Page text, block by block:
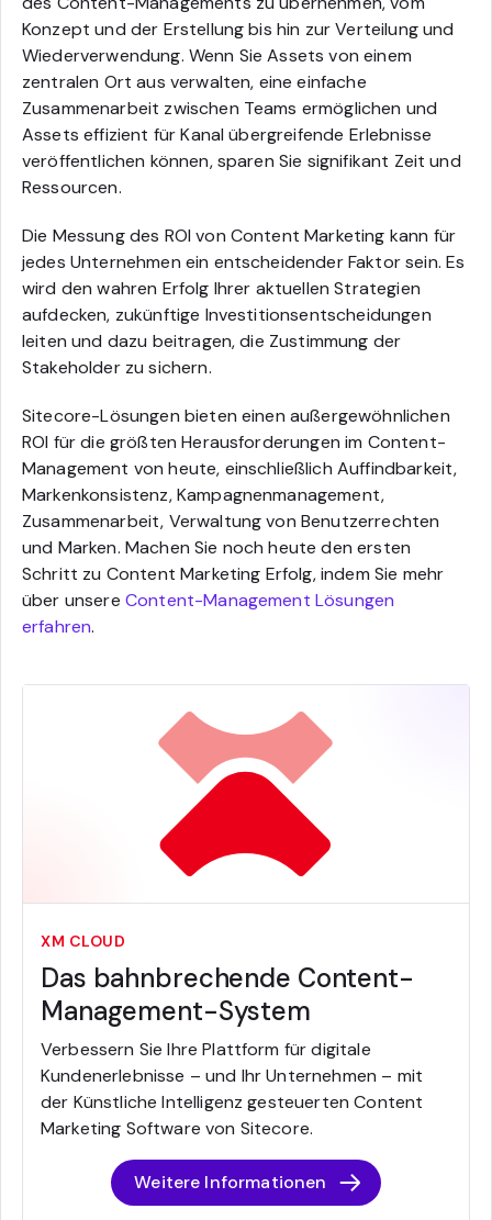
Konzept und der Erstellung bis hin zur Verteilung und
Wiederverwendung. Wenn Sie Assets von einem
zentralen Ort aus verwalten, eine einfache
Zusammenarbeit zwischen Teams ermöglichen und
Assets effizient für Kanal übergreifende Erlebnisse
veröffentlichen können, sparen Sie signifikant Zeit und
Ressourcen.
Die Messung des ROI von Content Marketing kann für
jedes Unternehmen ein entscheidender Faktor sein. Es
wird den wahren Erfolg Ihrer aktuellen Strategien
aufdecken, zukünftige Investitionsentscheidungen
leiten und dazu beitragen, die Zustimmung der
Stakeholder zu sichern.
Sitecore-Lösungen bieten einen außergewöhnlichen
ROI für die größten Herausforderungen im Content-
Management von heute, einschließlich Auffindbarkeit,
Markenkonsistenz, Kampagnenmanagement,
Zusammenarbeit, Verwaltung von Benutzerrechten
und Marken. Machen Sie noch heute den ersten
Schritt zu Content Marketing Erfolg, indem Sie mehr
über unsere Content-Management Lösungen
erfahren.
XM CLOUD
Das bahnbrechende Content-
Management-System
Verbessern Sie Ihre Plattform für digitale
Kundenerlebnisse – und Ihr Unternehmen – mit
der Künstliche Intelligenz gesteuerten Content
Marketing Software von Sitecore.
Weitere Informationen